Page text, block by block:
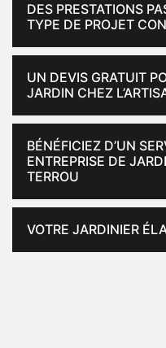
DES PRESTATIONS
TYPE DE PROJET
UN DEVIS GRATUIT
JARDIN CHEZ
BÉNÉFICIEZ D’UN
ENTREPRISE DE
TERROU
VOTRE JARDINIER